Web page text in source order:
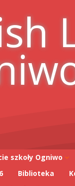
szkoły Ogniwo
wpis do
Biblioteka